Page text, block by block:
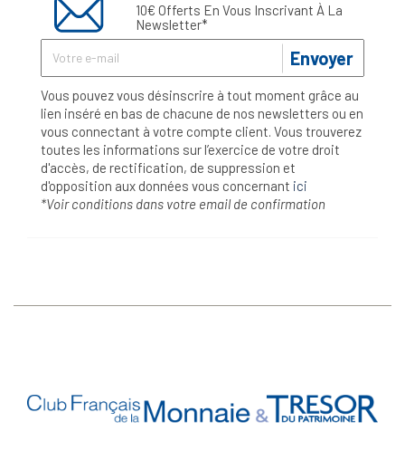
10€ Offerts En Vous Inscrivant À La
Newsletter*
Envoyer
Vous pouvez vous désinscrire à tout moment grâce au
lien inséré en bas de chacune de nos newsletters ou en
vous connectant à votre compte client. Vous trouverez
toutes les informations sur l’exercice de votre droit
d'accès, de rectification, de suppression et
d'opposition aux données vous concernant ici
*Voir conditions dans votre email de confirmation